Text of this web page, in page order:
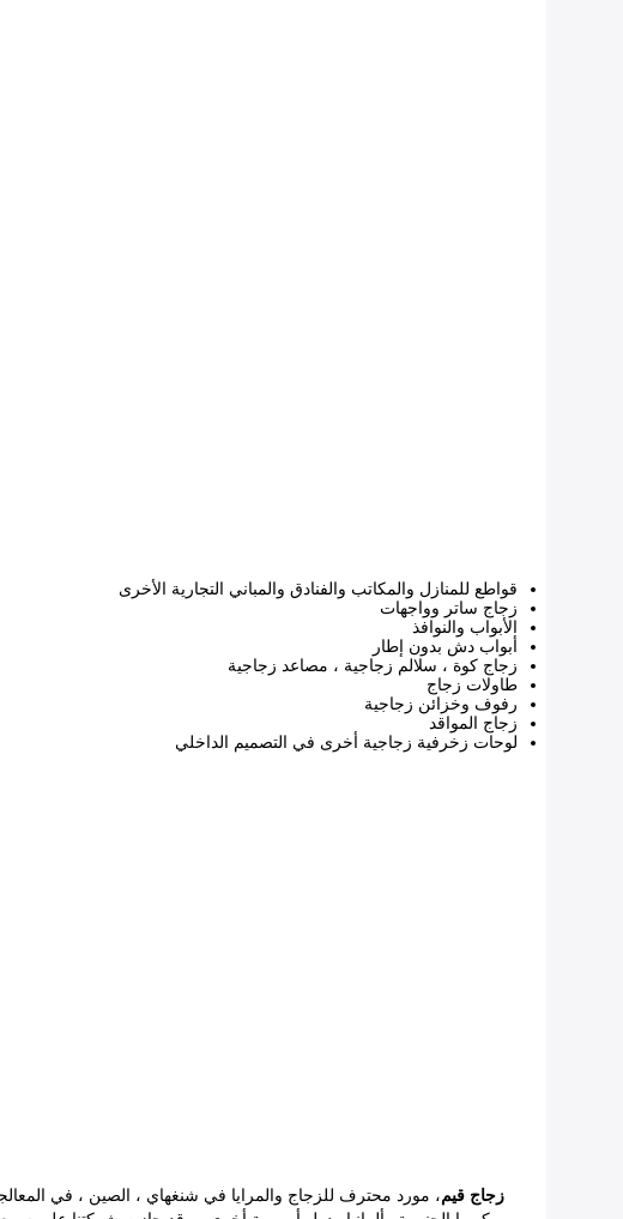
قواطع للمنازل والمكاتب والفنادق والمباني التجارية الأخرى
زجاج ساتر وواجهات
الأبواب والنوافذ
أبواب دش بدون إطار
زجاج كوة ، سلالم زجاجية ، مصاعد زجاجية
طاولات زجاج
رفوف وخزائن زجاجية
زجاج المواقد
لوحات زخرفية زجاجية أخرى في التصميم الداخلي
زجاج قيم